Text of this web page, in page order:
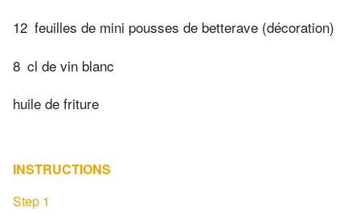
12 feuilles de mini pousses de betterave (décoration)
8 cl de vin blanc
huile de friture
INSTRUCTIONS
Step 1